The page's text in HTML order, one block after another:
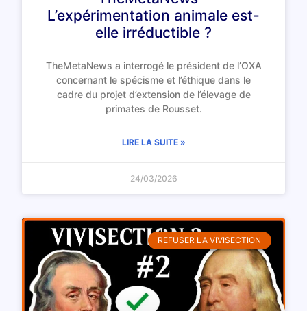
L’expérimentation animale est-
elle irréductible ?
TheMetaNews a interrogé le président de l’OXA
concernant le spécisme et l’éthique dans le
cadre du projet d’extension de l’élevage de
primates de Rousset.
LIRE LA SUITE »
24/03/2026
REFUSER LA VIVISECTION